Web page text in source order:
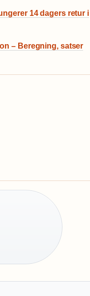
14 dagers retur i
– Beregning, satser